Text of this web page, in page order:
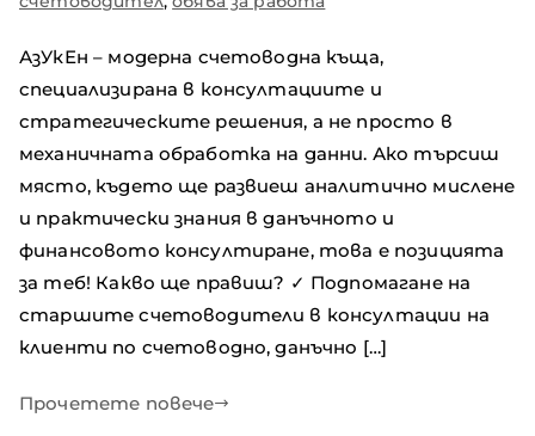
АзУкЕн – модерна счетоводна къща,
специализирана в консултациите и
стратегическите решения, а не просто в
механичната обработка на данни. Ако търсиш
място, където ще развиеш аналитично мислене
и практически знания в данъчното и
финансовото консултиране, това е позицията
за теб! Какво ще правиш? ✓ Подпомагане на
старшите счетоводители в консултации на
клиенти по счетоводно, данъчно […]
Прочетете повече